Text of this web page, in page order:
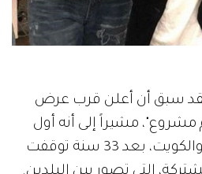
فقد سبق أن أعلن قرب عرض
مشيراً إلى أنه أول
عمل يصور بين العراق والكويت، بعد 33 سنة توقفت